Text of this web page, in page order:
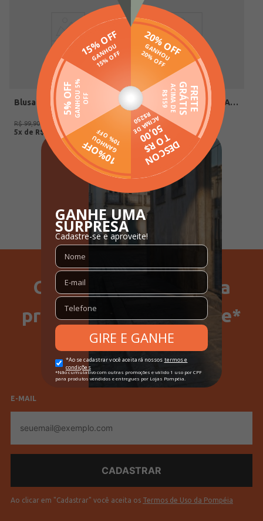
Blusa Tricot Gola Alta Plus Size Feminina MARROM
R$ 99,90 R$79
5x de R$ 80
Calça Reta Feminina BRANCO
R$ 119,90 R$
4x deR$
Ganhe 15% Off na sua
primeira compra no site*
Feminino Masculino
E-MAIL
mail
Ao clicar em "Cadastrar" você aceita os Termos de Uso da Pompéia